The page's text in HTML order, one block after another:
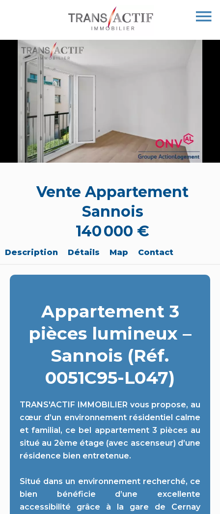
Vente Appartement
Sannois
140 000 €
Description Détails Map Contact
Appartement 3
pièces lumineux –
Sannois (Réf.
0051C95-L047)
TRANS'ACTIF IMMOBILIER vous propose, au
cœur d’un environnement résidentiel calme
et familial, ce bel appartement 3 pièces au
situé au 2ème étage (avec ascenseur) d’une
résidence bien entretenue.
Situé dans un environnement recherché, ce
bien bénéficie d’une excellente
accessibilité grâce à la gare de Cernay